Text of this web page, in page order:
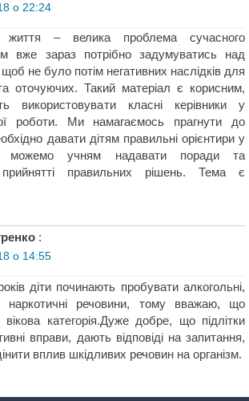
о 22:24
життя – велика проблема сучасного
вже зараз потрібно задумуватись над
не було потім негативних наслідків для
оточуючих. Такий матеріал є корисним,
використовувати класні керівники у
роботи. Ми намагаємось прагнути до
давати дітям правильні орієнтири у
учням надавати поради та
правильних рішень. Тема є
:
о 14:55
діти починають пробувати алкогольні,
наркотичні речовини, тому вважаю, що
категорія.Дуже добре, що підлітки
вправи, дають відповіді на запитання,
вплив шкідливих речовин на організм.